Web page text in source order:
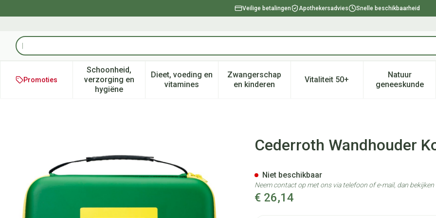
Veilige betalingen Apothekersadvies Snelle beschikbaarheid
Product, merk, categorie...
Promoties
Schoonheid,
verzorging en
hygiëne
Toon submenu voor Schoonheid, verzorging en hygiëne categorie
Dieet, voeding en
vitaminesToon submenu voor Dieet, voeding en vitamines categorie
Zwangerschap
en kinderenToon submenu voor Zwangerschap en kinderen
Vitaliteit 50+Toon submenu voor Vitaliteit
Natuur
geneeskunde
Toon
Cederroth Wandhouder
€ 26,14
Niet beschikbaar
Neem contact op met ons via telefoon of e-mail, dan bekijken